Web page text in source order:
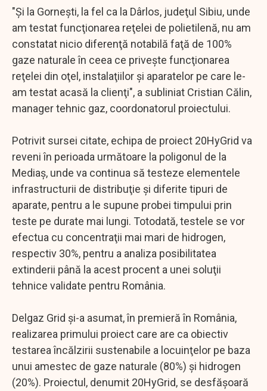
"Şi la Gorneşti, la fel ca la Dârlos, judeţul Sibiu, unde
am testat funcţionarea reţelei de polietilenă, nu am
constatat nicio diferenţă notabilă faţă de 100%
gaze naturale în ceea ce priveşte funcţionarea
reţelei din oţel, instalaţiilor şi aparatelor pe care le-
am testat acasă la clienţi", a subliniat Cristian Călin,
manager tehnic gaz, coordonatorul proiectului.
Potrivit sursei citate, echipa de proiect 20HyGrid va
reveni în perioada următoare la poligonul de la
Mediaş, unde va continua să testeze elementele
infrastructurii de distribuţie şi diferite tipuri de
aparate, pentru a le supune probei timpului prin
teste pe durate mai lungi. Totodată, testele se vor
efectua cu concentraţii mai mari de hidrogen,
respectiv 30%, pentru a analiza posibilitatea
extinderii până la acest procent a unei soluţii
tehnice validate pentru România.
Delgaz Grid şi-a asumat, în premieră în România,
realizarea primului proiect care are ca obiectiv
testarea încălzirii sustenabile a locuinţelor pe baza
unui amestec de gaze naturale (80%) şi hidrogen
(20%). Proiectul, denumit 20HyGrid, se desfăşoară